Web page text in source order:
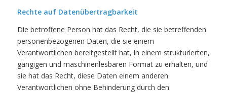
Rechte auf Datenübertragbarkeit
Die betroffene Person hat das Recht, die sie betreffenden
personenbezogenen Daten, die sie einem
Verantwortlichen bereitgestellt hat, in einem strukturierten,
gängigen und maschinenlesbaren Format zu erhalten, und
sie hat das Recht, diese Daten einem anderen
Verantwortlichen ohne Behinderung durch den